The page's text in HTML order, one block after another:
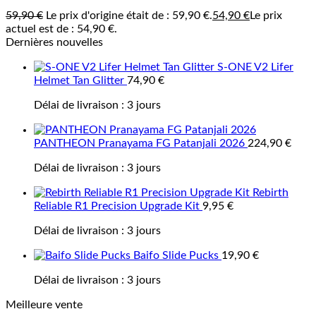
59,90€ Le prix d'origine était de : 59,90 €.54,90 €Le prix
actuel est de : 54,90 €.
Dernières nouvelles
S-ONE V2 Lifer
Helmet Tan Glitter 74,90 €
Délai de livraison : 3 jours
PANTHEON Pranayama FG Patanjali 2026 224,90 €
Délai de livraison : 3 jours
Rebirth
Reliable R1 Precision Upgrade Kit 9,95 €
Délai de livraison : 3 jours
Baifo Slide Pucks 19,90 €
Délai de livraison : 3 jours
Meilleure vente